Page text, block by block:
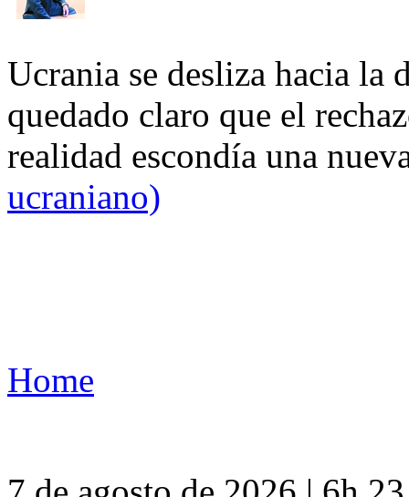
Ucrania se desliza hacia
quedado claro que el
realidad escondía una
ucraniano)
Home